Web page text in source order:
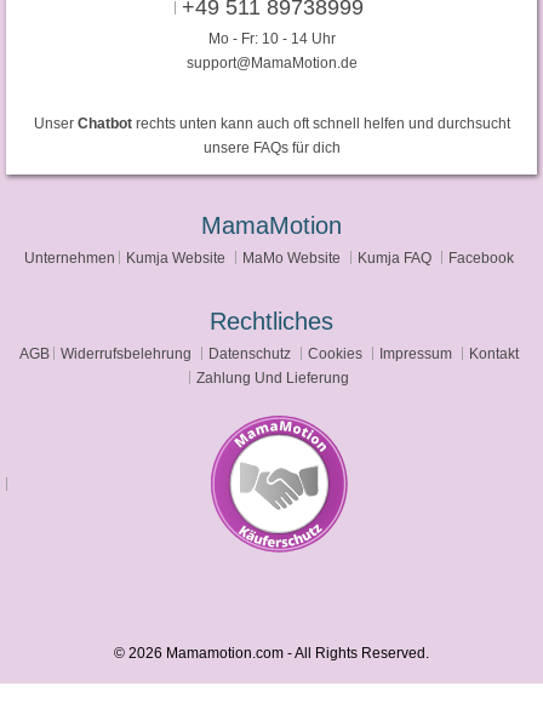
+49 511 89738999
Mo - Fr: 10 - 14 Uhr
support@MamaMotion.de
Unser Chatbotrechts unten kann auch oft schnell helfen und durchsucht
unsere FAQs für dich
MamaMotion
Unternehmen Kumja Website MaMo Website Kumja FAQ Facebook
Rechtliches
AGB Widerrufsbelehrung Datenschutz Cookies Impressum
Kontakt
Zahlung Und Lieferung
© 2026 Mamamotion.com - All Rights Reserved.